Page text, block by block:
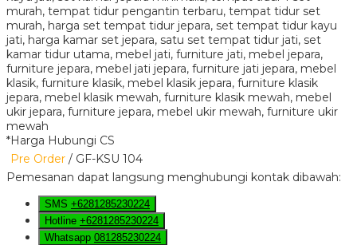
*Harga Hubungi CS
Pre Order / GF-KSU 104
Pemesanan dapat langsung menghubungi kontak dibawah:
SMS +6281285230224
Hotline +6281285230224
Whatsapp 081285230224